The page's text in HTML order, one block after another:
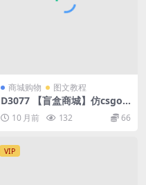
商城购物 图文教程
D3077 【盲盒商城】仿csgo
开箱实物盲盒,带特效开箱动
画,一键秒取发货管理,对接支
10 月前 132 66
VIP